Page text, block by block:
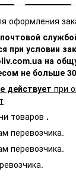
оформления
почтовой
при условии
на
не больше
действует при
товаров .
перевозчика.
перевозчика.